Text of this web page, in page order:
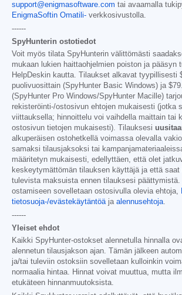
support@enigmasoftware.com tai avaamalla
EnigmaSoftin Omatili- verkkosivustolla.
------
SpyHunterin ostotiedot
Voit myös tilata SpyHunterin välittömästi
mukaan lukien haittaohjelmien poiston ja pääsyn
HelpDeskin kautta. Tilaukset alkavat tyypillisesti
puolivuosittain (SpyHunter Basic Windows) ja
(SpyHunter Pro Windows/SpyHunter Macille)
rekisteröinti-/ostosivun ehtojen mukaisesti (jotka
viittauksella; hinnoittelu voi vaihdella maittain tai
ostosivun tietojen mukaisesti). Tilauksesi
alkuperäisen ostohetkellä voimassa olevalla
samaksi tilausjaksoksi tai
määritetyn mukaisesti, edellyttäen, että olet
keskeytymättömän tilauksen käyttäjä ja että saat
tulevista maksuista ennen tilauksesi päättymistä.
ostamiseen sovelletaan ostosivulla olevia ehtoja,
tietosuoja-/evästekäytäntöäja alennusehtoja.
------
Yleiset ehdot
Kaikki SpyHunter-ostokset alennetulla hinnalla
alennetun tilausjakson ajan. Tämän jälkeen
ja/tai tuleviin ostoksiin sovelletaan kulloinkin
normaalia hintaa. Hinnat voivat muuttua, mutta
etukäteen hinnanmuutoksista.